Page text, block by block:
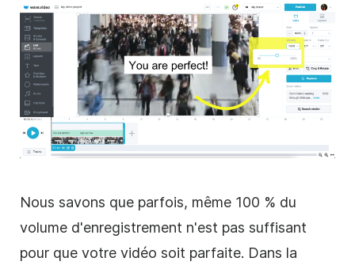
Nous savons que parfois, même 100 % du
volume d'enregistrement n'est pas suffisant
pour que votre vidéo soit parfaite. Dans la